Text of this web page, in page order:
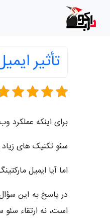
تأثیر
برای اینکه عملکرد
سئو تکنیک های
اما آیا ایمیل
در پاسخ به این
است، نه ارتقاء